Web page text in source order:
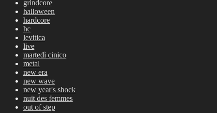
grindcore
halloween
hardcore
hc
levitica
live
martedì cinico
metal
new era
new wave
new year's shock
nuit des femmes
out of step